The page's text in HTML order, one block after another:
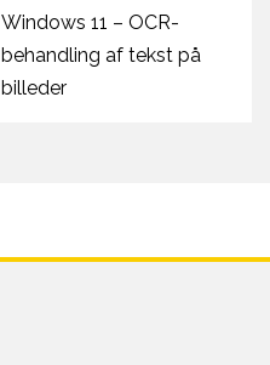
Windows 11 – OCR-
behandling af tekst på
billeder